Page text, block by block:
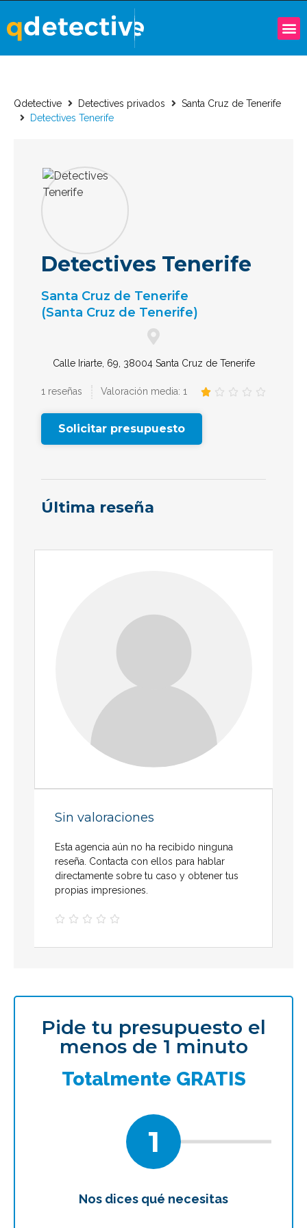
Qdetective Detectives privados
Santa Cruz de Tenerife
Detectives Tenerife
Detectives Tenerife
Santa Cruz de Tenerife
(Santa Cruz de Tenerife)
Calle Iriarte, 69, 38004 Santa Cruz de Tenerife
1 reseñas Valoración media: 1     
Solicitar presupuesto
Última reseña
Sin valoraciones
Esta agencia aún no ha recibido ninguna
reseña. Contacta con ellos para hablar
directamente sobre tu caso y obtener tus
propias impresiones.
    
Pide tu presupuesto el
menos de 1 minuto
Totalmente GRATIS
1
Nos dices qué necesitas